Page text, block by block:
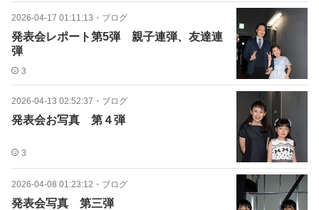
2026-04-17 01:11:13 ・ ブログ
発表会レポート第5弾 親子連弾、友達連
弾
3
2026-04-13 02:52:37 ・ ブログ
発表会お写真 第４弾
3
2026-04-08 01:23:12 ・ ブログ
発表会写真 第三弾